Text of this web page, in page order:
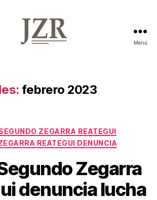
Menú
febrero 2023
Categorías
ZEGARRA REATEGUI
REATEGUI DENUNCIA
Zegarra
denuncia lucha